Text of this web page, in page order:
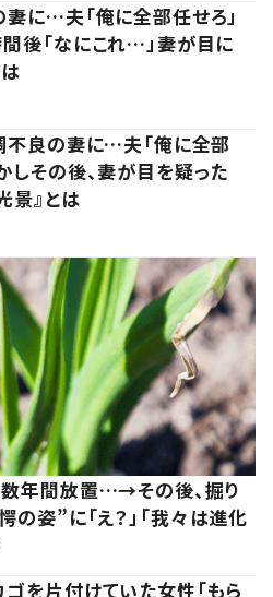
に…夫「俺に全部任せろ」
後「なにこれ…」妻が目に
不良の妻に…夫「俺に全部
しその後、妻が目を疑った
景』とは
数年間放置…→その後、掘り
姿”に「え？」「我々は進化
を片付けていた女性「もら